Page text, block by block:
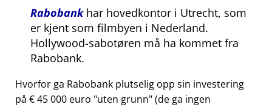
Rabobankhar hovedkontor i Utrecht, som
er kjent som filmbyen i Nederland.
Hollywood-sabotøren må ha kommet fra
Rabobank.
Hvorfor ga Rabobank plutselig opp sin investering
på € 45 000 euro uten grunn (de ga ingen